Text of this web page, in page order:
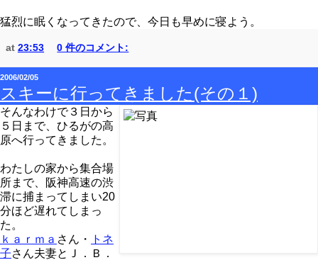
猛烈に眠くなってきたので、今日も早めに寝よう。
at 23:53 0 件のコメント:
2006/02/05
スキーに行ってきました(その１)
そんなわけで３日から
５日まで、ひるがの高
原へ行ってきました。
わたしの家から集合場
所まで、阪神高速の渋
滞に捕まってしまい20
分ほど遅れてしまっ
た。
ｋａｒｍａ さん・
トネ
子さん夫妻とＪ．Ｂ．